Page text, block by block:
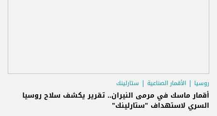
روسيا الأقمار الصناعية ستارلينك
أقمار ماسك في مرمى النيران.. تقرير يكشف سلاح روسيا
السري لاستهداف "ستارلينك"